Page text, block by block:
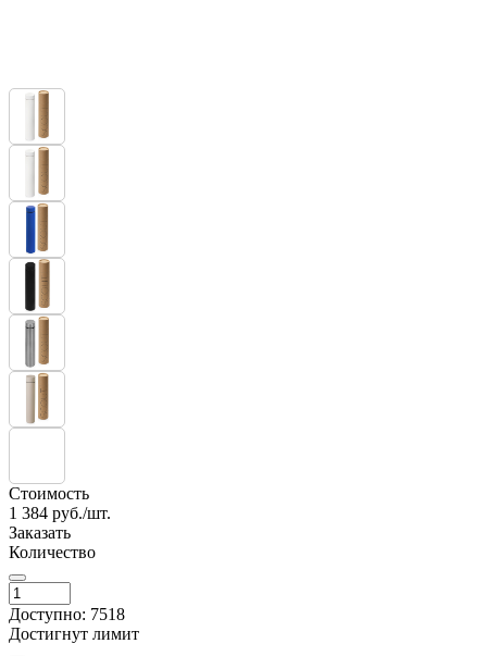
Стоимость
1 384 руб./шт.
Заказать
Количество
Доступно: 7518
Достигнут лимит